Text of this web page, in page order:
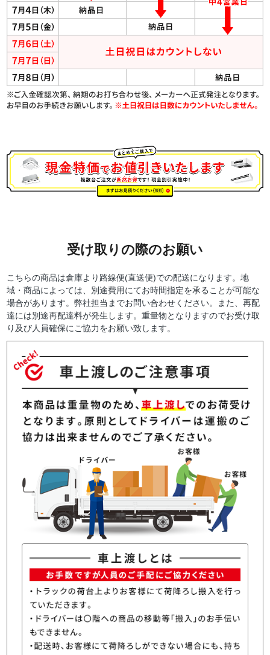
受け取りの際のお願い
こちらの商品は倉庫より路線便(直送便)での配送になります。地
域・商品によっては、別途費用にてお時間指定を承ることが可能な
場合があります。弊社担当までお問い合わせください。また、再配
達には別途再配達料が発生します。重量物となりますのでお受け取
り及び人員確保にご協力をお願い致します。